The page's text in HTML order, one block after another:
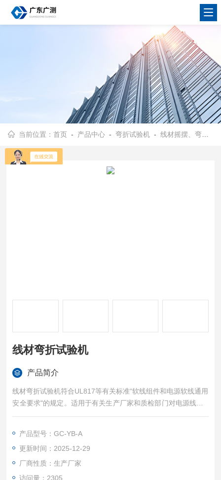
当前位置：首页 - 产品中心 -弯折试验机 -线材摇摆、弯折试验机
线材弯折试验机
产品简介
线材弯折试验机符合UL817等有关标准“软线组件和电源软线通用
安全要求"的规定。适用于有关生产厂家和质检部门对电源线、D
C线进行弯曲试验。本机可以测试插头引线及电线耐折强度，是
率，或无法通电时机台自动停机，检视其总计弯曲次数。
产品型号：GC-YB-A
更新时间：2025-12-29
厂商性质：生产厂家
访问量：2305